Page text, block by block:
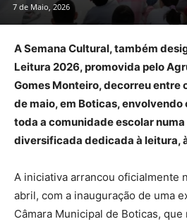
7 de Maio, 2026
A Semana Cultural, também
Leitura 2026, promovida pelo
Gomes Monteiro, decorreu entre
de maio, em Boticas, envolvendo
toda a comunidade escolar
diversificada dedicada à leitura,
A iniciativa arrancou oficialmente
abril, com a inauguração de uma
Câmara Municipal de Boticas,